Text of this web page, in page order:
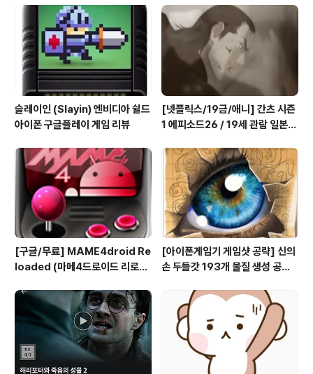
폰 테이크HD Android Emul G
ame)
개입 과정을 설명하시오
슬레이인 (Slayin) 엔비디아 쉴드
아이폰 구글플레이 게임 리뷰
[넷플릭스/19금/애니] 간츠 시즌
1 에피소드26 / 19세 관람 일본
[구글/무료] MAME4droid Re
loaded (마메4드로이드 리로디
os & rooms 게임폰
[아이폰게임기 게임샷 공략] 신의
손 두들갓 193개 물질 생성 공략